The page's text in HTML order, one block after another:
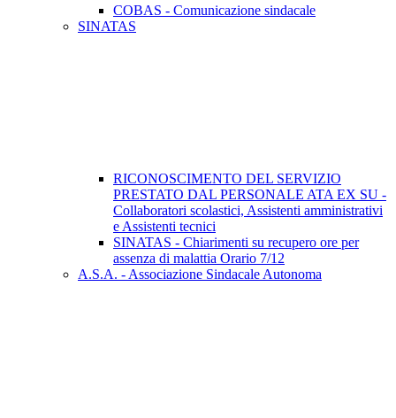
COBAS - Comunicazione sindacale
SINATAS
RICONOSCIMENTO DEL SERVIZIO
PRESTATO DAL PERSONALE ATA EX SU -
Collaboratori scolastici, Assistenti amministrativi
e Assistenti tecnici
SINATAS - Chiarimenti su recupero ore per
assenza di malattia Orario 7/12
A.S.A. - Associazione Sindacale Autonoma